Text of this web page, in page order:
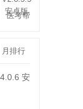
医考帮
月排行
安卓最新版